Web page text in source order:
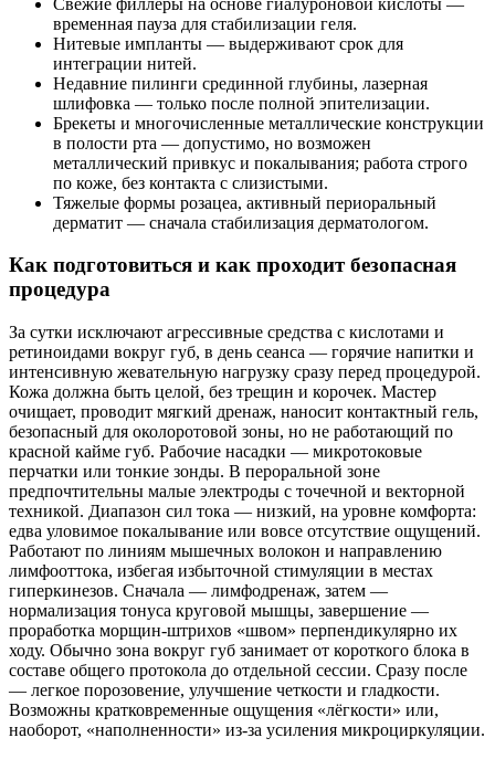
временная пауза для стабилизации геля.
Нитевые импланты — выдерживают срок для
интеграции нитей.
Недавние пилинги срединной глубины, лазерная
шлифовка — только после полной эпителизации.
Брекеты и многочисленные металлические конструкции
в полости рта — допустимо, но возможен
металлический привкус и покалывания; работа строго
по коже, без контакта с слизистыми.
Тяжелые формы розацеа, активный периоральный
дерматит — сначала стабилизация дерматологом.
Как подготовиться и как проходит безопасная
процедура
За сутки исключают агрессивные средства с кислотами и
ретиноидами вокруг губ, в день сеанса — горячие напитки и
интенсивную жевательную нагрузку сразу перед процедурой.
Кожа должна быть целой, без трещин и корочек. Мастер
очищает, проводит мягкий дренаж, наносит контактный гель,
безопасный для околоротовой зоны, но не работающий по
красной кайме губ. Рабочие насадки — микротоковые
перчатки или тонкие зонды. В пероральной зоне
предпочтительны малые электроды с точечной и векторной
техникой. Диапазон сил тока — низкий, на уровне комфорта:
едва уловимое покалывание или вовсе отсутствие ощущений.
Работают по линиям мышечных волокон и направлению
лимфооттока, избегая избыточной стимуляции в местах
гиперкинезов. Сначала — лимфодренаж, затем —
нормализация тонуса круговой мышцы, завершение —
проработка морщин‑штрихов «швом» перпендикулярно их
ходу. Обычно зона вокруг губ занимает от короткого блока в
составе общего протокола до отдельной сессии. Сразу после
— легкое порозовение, улучшение четкости и гладкости.
Возможны кратковременные ощущения «лёгкости» или,
наоборот, «наполненности» из‑за усиления микроциркуляции.